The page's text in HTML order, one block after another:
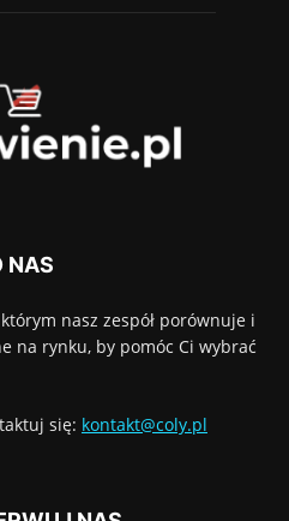
NAS
nasz zespół porównuje i
na rynku, by pomóc Ci wybrać
się: kontakt@coly.pl